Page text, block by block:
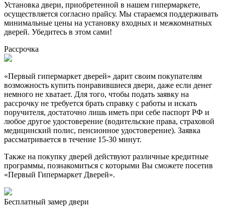
Установка двери, приобретенной в нашем гипермаркете,
осуществляется согласно прайсу. Мы стараемся поддерживать
минимальные цены на установку входных и межкомнатных
дверей. Убедитесь в этом сами!
Рассрочка
«Первый гипермаркет дверей» дарит своим покупателям
возможность купить понравившиеся двери, даже если денег
немного не хватает. Для того, чтобы подать заявку на
рассрочку не требуется брать справку с работы и искать
поручителя, достаточно лишь иметь при себе паспорт РФ и
любое другое удостоверение (водительские права, страховой
медицинский полис, пенсионное удостоверение). Заявка
рассматривается в течение 15-30 минут.
Также на покупку дверей действуют различные кредитные
программы, познакомиться с которыми Вы сможете посетив
«Первый Гипермаркет Дверей».
Бесплатный замер двери